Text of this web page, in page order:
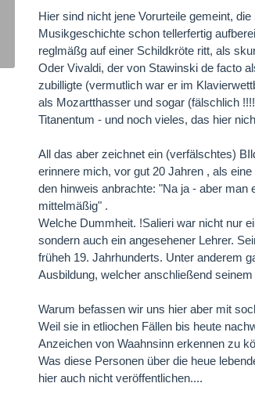
Hier sind nicht jene Vorurteile gemeint,
Musikgeschichte schon tellerfertig
reglmäßg auf einer Schildkröte ritt, als
Oder Vivaldi, der von Stawinski de facto
zubilligte (vermutlich war er im
als Mozartthasser und sogar (fälschlich
Titanentum - und noch vieles, das hier
All das aber zeichnet ein (verfälschtes)
erinnere mich, vor gut 20 Jahren , als
den hinweis anbrachte: "Na ja - aber
mittelmäßig" .
Welche Dummheit. !Salieri war nicht nur
sondern auch ein angesehener Lehrer.
früheh 19. Jahrhunderts. Unter anderem
Ausbildung, welcher anschließend
Warum befassen wir uns hier aber mit
Weil sie in etliochen Fällen bis heute
Anzeichen von Waahnsinn erkennen zu
Was diese Personen über die heue
hier auch nicht veröffentlichen....